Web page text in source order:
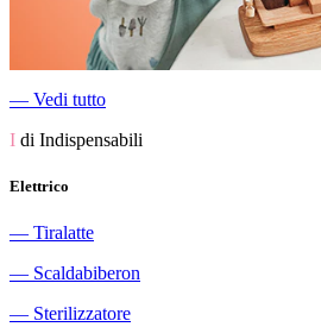
― Vedi tutto
I di Indispensabili
Elettrico
― Tiralatte
― Scaldabiberon
― Sterilizzatore